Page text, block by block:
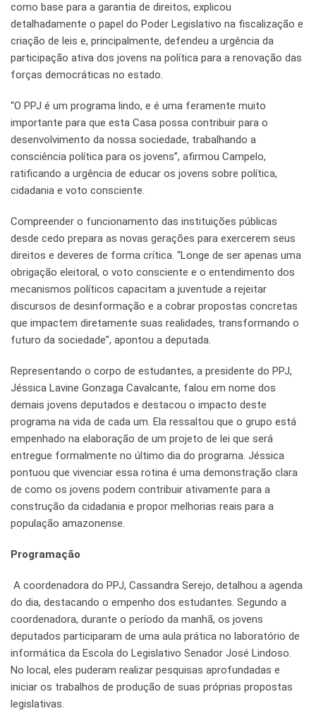
como base para a garantia de direitos, explicou
detalhadamente o papel do Poder Legislativo na fiscalização e
criação de leis e, principalmente, defendeu a urgência da
participação ativa dos jovens na política para a renovação das
forças democráticas no estado.
“O PPJ é um programa lindo, e é uma feramente muito
importante para que esta Casa possa contribuir para o
desenvolvimento da nossa sociedade, trabalhando a
consciência política para os jovens”, afirmou Campelo,
ratificando a urgência de educar os jovens sobre política,
cidadania e voto consciente.
Compreender o funcionamento das instituições públicas
desde cedo prepara as novas gerações para exercerem seus
direitos e deveres de forma crítica. “Longe de ser apenas uma
obrigação eleitoral, o voto consciente e o entendimento dos
mecanismos políticos capacitam a juventude a rejeitar
discursos de desinformação e a cobrar propostas concretas
que impactem diretamente suas realidades, transformando o
futuro da sociedade”, apontou a deputada.
Representando o corpo de estudantes, a presidente do PPJ,
Jéssica Lavine Gonzaga Cavalcante, falou em nome dos
demais jovens deputados e destacou o impacto deste
programa na vida de cada um. Ela ressaltou que o grupo está
empenhado na elaboração de um projeto de lei que será
entregue formalmente no último dia do programa. Jéssica
pontuou que vivenciar essa rotina é uma demonstração clara
de como os jovens podem contribuir ativamente para a
construção da cidadania e propor melhorias reais para a
população amazonense.
Programação
A coordenadora do PPJ, Cassandra Serejo, detalhou a agenda
do dia, destacando o empenho dos estudantes. Segundo a
coordenadora, durante o período da manhã, os jovens
deputados participaram de uma aula prática no laboratório de
informática da Escola do Legislativo Senador José Lindoso.
No local, eles puderam realizar pesquisas aprofundadas e
iniciar os trabalhos de produção de suas próprias propostas
legislativas.